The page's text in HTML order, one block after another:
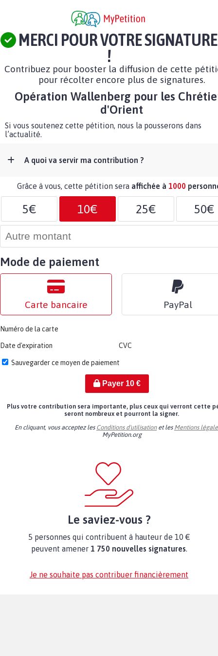
MERCI POUR VOTRE SIGNATURE
!
Contribuez pour booster la diffusion de cette
pour récolter encore plus de signatures.
Opération Wallenberg pour les
d'Orient
Si vous soutenez cette pétition, nous la pousserons dans
l’actualité.
A quoi va servir ma contribution ?
Grâce à vous, cette pétition sera affichée à 1000
5€ 10€ 25€ 50€
Mode de paiement
Carte bancaire PayPal
Numéro de la carte
Date d'expiration CVC
Sauvegarder ce moyen de paiement
Payer 10€
Plus votre contribution sera importante, plus ceux qui verront cette
seront nombreux et pourront la signer.
En cliquant, vous acceptez les Conditions d'utilisationet les Mentions
MyPetition.org
Le saviez-vous ?
5 personnes qui contribuent à hauteur de 10 €
peuvent amener 1 750 nouvelles signatures.
Je ne souhaite pas contribuer financièrement